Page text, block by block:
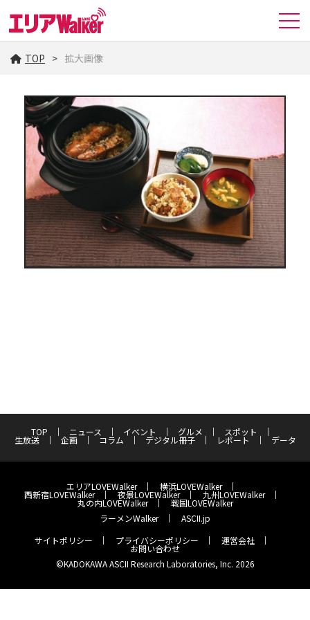
TOP 拡大画像
TOP ニュース イベント グルメ スポット
生放送 企画 コラム デジタル冊子 レポート データ
エリアLOVEWalker 横浜LOVEWalker
西新宿LOVEWalker 夜景LOVEWalker 九州LOVEWalker
丸の内LOVEWalker
戦国LOVEWalker
ラーメンWalker
ASCII.jp
サイトポリシー
プライバシーポリシー 運営会社
お問い合わせ
©KADOKAWA ASCII Research Laboratories, Inc. 2026